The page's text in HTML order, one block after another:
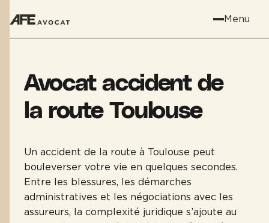
Menu
Avocat accident de
la route Toulouse
Un accident de la route à Toulouse peut
bouleverser votre vie en quelques secondes.
Entre les blessures, les démarches
administratives et les négociations avec les
assureurs, la complexité juridique s’ajoute au